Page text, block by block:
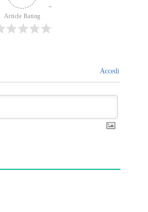
Article Rating
Accedi